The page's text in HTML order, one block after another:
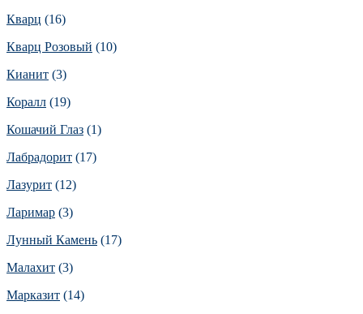
Кварц (16)
Кварц Розовый (10)
Кианит (3)
Коралл (19)
Кошачий Глаз (1)
Лабрадорит (17)
Лазурит (12)
Ларимар (3)
Лунный Камень (17)
Малахит (3)
Марказит (14)